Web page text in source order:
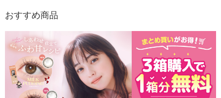
おすすめ商品